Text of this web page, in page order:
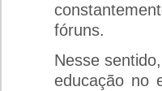
fóruns.
Nesse
educação no